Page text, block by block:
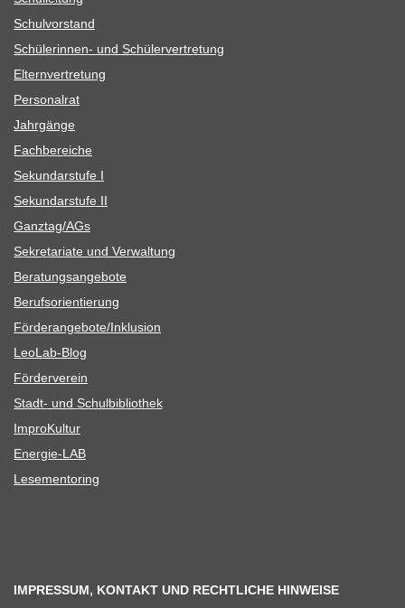
Schul­vor­stand
Schü­le­rin­nen- und Schülervertretung
Eltern­ver­tre­tung
Per­so­nal­rat
Jahr­gänge
Fach­be­rei­che
Sekun­dar­stufe I
Sekun­dar­stufe II
Ganztag/​​AGs
Sekre­ta­riate und Verwaltung
Bera­tungs­an­ge­bote
Berufs­ori­en­tie­rung
Förderangebote/​​Inklusion
Leo­Lab-Blog
För­der­ver­ein
Stadt- und Schulbibliothek
Impro­Kul­tur
Ener­­gie-LAB
Lese­men­to­ring
IMPRESSUM, KONTAKT UND RECHTLICHE HINWEISE